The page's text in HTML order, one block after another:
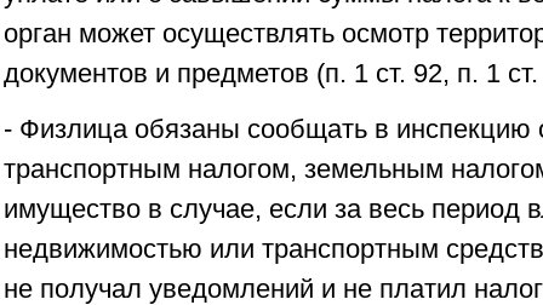
орган может осуществлять осмотр
документов и предметов (п. 1 ст. 92, п. 1
- Физлица обязаны сообщать в инспекцию
транспортным налогом, земельным
имущество в случае, если за весь период
недвижимостью или транспортным
не получал уведомлений и не платил